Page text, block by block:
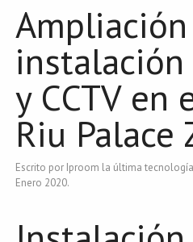
instalación
y CCTV en
Riu Palace
Escrito por Iproom la última
Enero 2020.